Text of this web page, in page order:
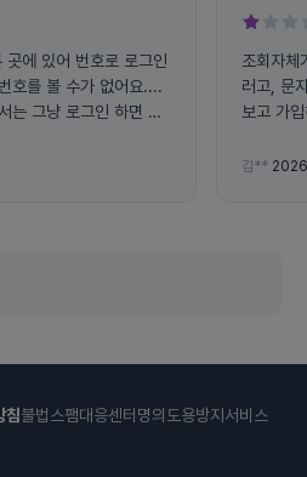
곳에 있어 번호로 로그인
호를 볼 수가 없어요....
는 그냥 로그인 하면 사
조회자체
러고, 문
보고 가
김**
침불법스팸대응센터 명의도용방지서비스